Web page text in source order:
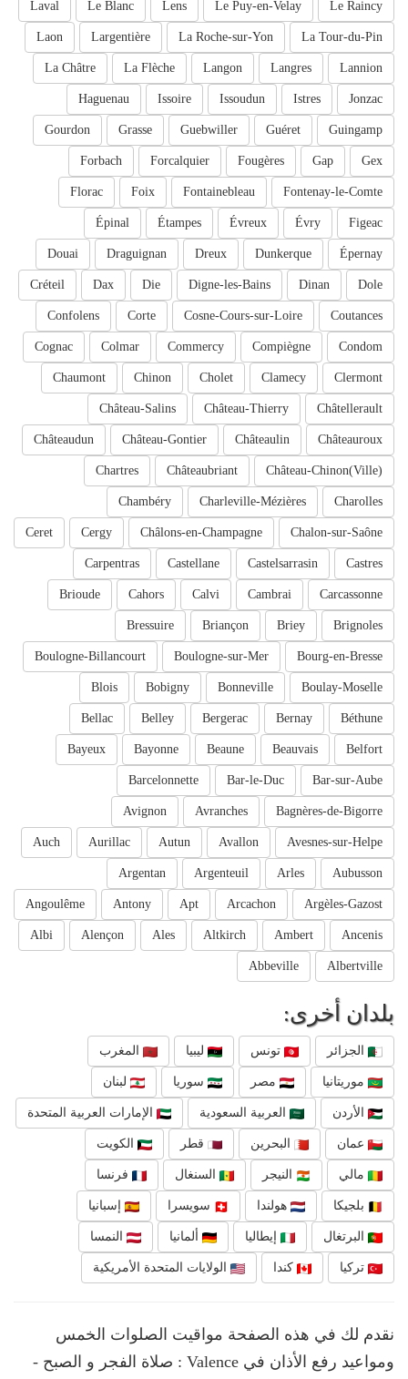
Le Raincy
Le Puy-en-Velay
Lens
Le Blanc
Laval
La Tour-du-Pin
La Roche-sur-Yon
Largentière
Laon
Lannion
Langres
Langon
La Flèche
La Châtre
Jonzac
Istres
Issoudun
Issoire
Haguenau
Guingamp
Guéret
Guebwiller
Grasse
Gourdon
Gex
Gap
Fougères
Forcalquier
Forbach
Fontenay-le-Comte
Fontainebleau
Foix
Florac
Figeac
Évry
Évreux
Étampes
Épinal
Épernay
Dunkerque
Dreux
Draguignan
Douai
Dole
Dinan
Digne-les-Bains
Die
Dax
Créteil
Coutances
Cosne-Cours-sur-Loire
Corte
Confolens
Condom
Compiègne
Commercy
Colmar
Cognac
Clermont
Clamecy
Cholet
Chinon
Chaumont
Châtellerault
Château-Thierry
Château-Salins
Châteauroux
Châteaulin
Château-Gontier
Châteaudun
Château-Chinon(Ville)
Châteaubriant
Chartres
Charolles
Charleville-Mézières
Chambéry
Chalon-sur-Saône
Châlons-en-Champagne
Cergy
Ceret
Castres
Castelsarrasin
Castellane
Carpentras
Carcassonne
Cambrai
Calvi
Cahors
Brioude
Brignoles
Briey
Briançon
Bressuire
Bourg-en-Bresse
Boulogne-sur-Mer
Boulogne-Billancourt
Boulay-Moselle
Bonneville
Bobigny
Blois
Béthune
Bernay
Bergerac
Belley
Bellac
Belfort
Beauvais
Beaune
Bayonne
Bayeux
Bar-sur-Aube
Bar-le-Duc
Barcelonnette
Bagnères-de-Bigorre
Avranches
Avignon
Avesnes-sur-Helpe
Avallon
Autun
Aurillac
Auch
Aubusson
Arles
Argenteuil
Argentan
Argèles-Gazost
Arcachon
Apt
Antony
Angoulême
Ancenis
Ambert
Altkirch
Ales
Alençon
Albi
Albertville
Abbeville
بلدان أخرى:
الجزائر تونس ليبيا المغرب
موريتانيا مصر سوريا لبنان
الأردن العربية السعودية الإمارات العربية المتحدة
عمان البحرين قطر الكويت
مالي النيجر السنغال فرنسا
بلجيكا هولندا سويسرا إسبانيا
البرتغال إيطاليا ألمانيا النمسا
تركيا كندا الولايات المتحدة الأمريكية
نقدم لك في هذه الصفحة مواقيت الصلوات الخمس
ومواعيد رفع الأذان في Valence : صلاة الفجر و الصبح -